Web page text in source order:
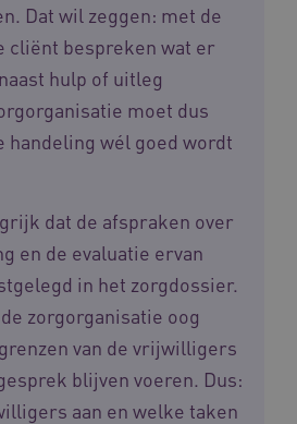
Dat wil zeggen: met de
bespreken wat er
hulp of uitleg
moet dus
handeling wél goed wordt
dat de afspraken over
en de evaluatie ervan
in het zorgdossier.
zorgorganisatie oog
van de vrijwilligers
blijven voeren. Dus:
aan en welke taken
Amazon.com Inc.
vilans.blueconic.net
.youtube.com
.waardigheidentrots.nl